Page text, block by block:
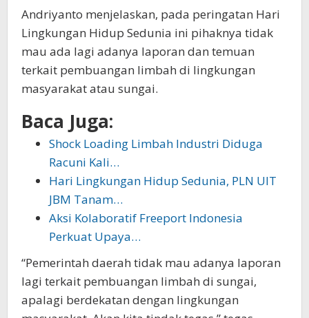
Andriyanto menjelaskan, pada peringatan Hari
Lingkungan Hidup Sedunia ini pihaknya tidak
mau ada lagi adanya laporan dan temuan
terkait pembuangan limbah di lingkungan
masyarakat atau sungai.
Baca Juga:
Shock Loading Limbah Industri Diduga
Racuni Kali…
Hari Lingkungan Hidup Sedunia, PLN UIT
JBM Tanam…
Aksi Kolaboratif Freeport Indonesia
Perkuat Upaya…
“Pemerintah daerah tidak mau adanya laporan
lagi terkait pembuangan limbah di sungai,
apalagi berdekatan dengan lingkungan